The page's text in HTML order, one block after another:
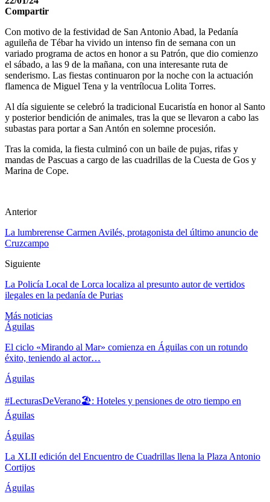
Compartir
Con motivo de la festividad de San Antonio Abad, la Pedanía
aguileña de Tébar ha vivido un intenso fin de semana con un
variado programa de actos en honor a su Patrón, que dio comienzo
el sábado, a las 9 de la mañana, con una interesante ruta de
senderismo. Las fiestas continuaron por la noche con la actuación
flamenca de Miguel Tena y la ventrílocua Lolita Torres.
Al día siguiente se celebró la tradicional Eucaristía en honor al Santo
y posterior bendición de animales, tras la que se llevaron a cabo las
subastas para portar a San Antón en solemne procesión.
Tras la comida, la fiesta culminó con un baile de pujas, rifas y
mandas de Pascuas a cargo de las cuadrillas de la Cuesta de Gos y
Marina de Cope.
Anterior
La lumbrerense Carmen Avilés, protagonista del último anuncio de
Cruzcampo
Siguiente
La Policía Local de Lorca localiza al presunto autor de vertidos
ilegales en la pedanía de Purias
Más noticias
Águilas
El ciclo «Mirando al Mar» comienza en Águilas con un rotundo
éxito, teniendo al actor…
Águilas
#LecturasDeVerano🏖: Hoteles y pensiones de otro tiempo en
Águilas
Águilas
La XLII edición del Encuentro de Cuadrillas llena la Plaza Antonio
Cortijos
Águilas